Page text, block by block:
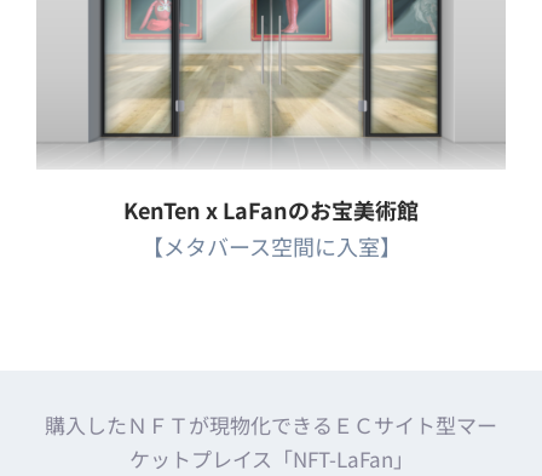
KenTen x LaFanのお宝美術館
【メタバース空間に入室】
購入したＮＦＴが現物化できるＥＣサイト型マー
ケットプレイス「NFT-LaFan」